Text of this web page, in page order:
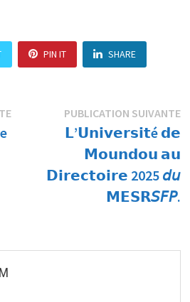
PIN IT SHARE
Publication
précédente :
PUBLICATION SUIVANTE
𝗟’𝗨𝗻𝗶𝘃𝗲𝗿𝘀𝗶𝘁é 𝗱𝗲
𝗠𝗼𝘂𝗻𝗱𝗼𝘂 𝗮𝘂
𝗗𝗶𝗿𝗲𝗰𝘁𝗼𝗶𝗿𝗲 2025 𝘥𝘶
𝗠𝗘𝗦𝗥𝘚𝘍𝘗.